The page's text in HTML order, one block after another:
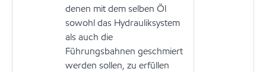
denen mit dem selben Öl
sowohl das Hydrauliksystem
als auch die
Führungsbahnen geschmiert
werden sollen, zu erfüllen